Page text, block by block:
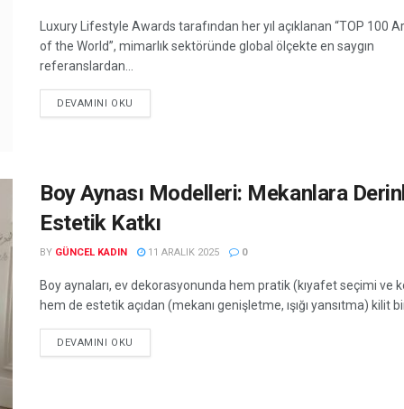
Luxury Lifestyle Awards tarafından her yıl açıklanan “TOP 100
of the World”, mimarlık sektöründe global ölçekte en saygın
referanslardan...
DEVAMINI OKU
Boy Aynası Modelleri: Mekanlara
Estetik Katkı
BY GÜNCEL KADIN 11 ARALIK 2025 0
Boy aynaları, ev dekorasyonunda hem pratik (kıyafet seçimi ve
hem de estetik açıdan (mekanı genişletme, ışığı yansıtma) kilit
DEVAMINI OKU